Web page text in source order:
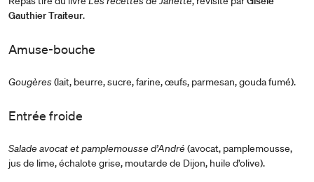
Gauthier Traiteur.
Amuse-bouche
Gougères (lait, beurre, sucre, farine, œufs, parmesan, gouda fumé).
Entrée froide
Salade avocat et pamplemousse d’André (avocat, pamplemousse,
jus de lime, échalote grise, moutarde de Dijon, huile d’olive).